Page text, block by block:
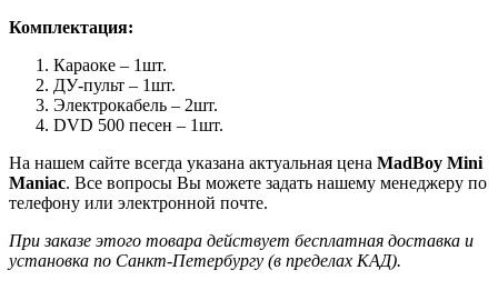
Комплектация:
Караоке – 1шт.
ДУ-пульт – 1шт.
Электрокабель – 2шт.
DVD 500 песен – 1шт.
На нашем сайте всегда указана актуальная цена MadBoy Mini
Maniac. Все вопросы Вы можете задать нашему менеджеру по
телефону или электронной почте.
При заказе этого товара действует бесплатная доставка и
установка по Санкт-Петербургу (в пределах КАД).